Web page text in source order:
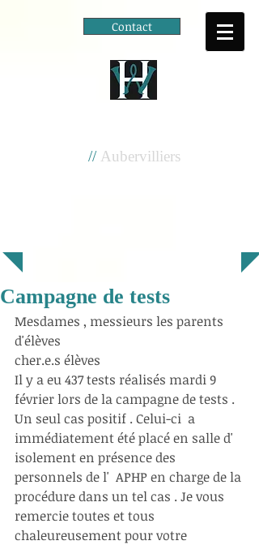
Contact
//Aubervilliers
Campagne de tests
Mesdames , messieurs les parents
d'élèves
cher.e.s élèves
Il y a eu 437 tests réalisés mardi 9
février lors de la campagne de tests .
Un seul cas positif . Celui-ci  a
immédiatement été placé en salle d'
isolement en présence des
personnels de l'  APHP en charge de la
procédure dans un tel cas . Je vous
remercie toutes et tous
chaleureusement pour votre